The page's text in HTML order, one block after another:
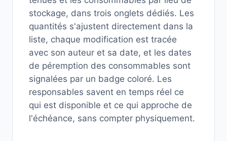
stockage, dans trois onglets dédiés. Les
quantités s'ajustent directement dans la
liste, chaque modification est tracée
avec son auteur et sa date, et les dates
de péremption des consommables sont
signalées par un badge coloré. Les
responsables savent en temps réel ce
qui est disponible et ce qui approche de
l'échéance, sans compter physiquement.